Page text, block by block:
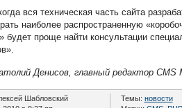
вся техническая часть сайта
наиболее распространенную
будет проще найти консультации
Денисов, главный редактор CMS
Шабловский
Темы: новости